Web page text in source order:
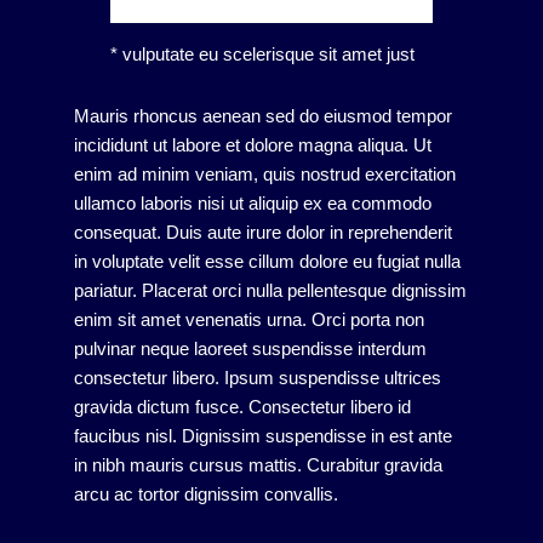
* vulputate eu scelerisque sit amet just
Mauris rhoncus aenean sed do eiusmod tempor
incididunt ut labore et dolore magna aliqua. Ut
enim ad minim veniam, quis nostrud exercitation
ullamco laboris nisi ut aliquip ex ea commodo
consequat. Duis aute irure dolor in reprehenderit
in voluptate velit esse cillum dolore eu fugiat nulla
pariatur. Placerat orci nulla pellentesque dignissim
enim sit amet venenatis urna. Orci porta non
pulvinar neque laoreet suspendisse interdum
consectetur libero. Ipsum suspendisse ultrices
gravida dictum fusce. Consectetur libero id
faucibus nisl. Dignissim suspendisse in est ante
in nibh mauris cursus mattis. Curabitur gravida
arcu ac tortor dignissim convallis.